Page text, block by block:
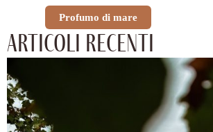
Profumo di mare
Articoli recenti